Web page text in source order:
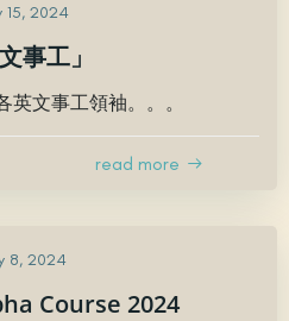
15, 2024
事工」
英文事工領袖。。。
read more
8, 2024
Course 2024